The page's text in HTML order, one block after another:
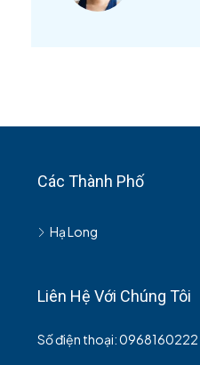
Các Thành Phố
Hạ Long
Liên Hệ Với Chúng Tôi
Số điện thoại: 0968160222